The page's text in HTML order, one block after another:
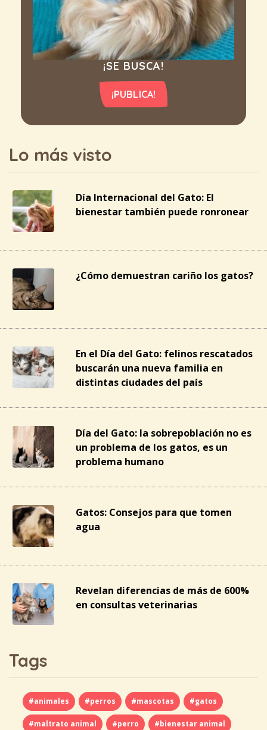
¡SE BUSCA!
¡PUBLICA!
Lo más visto
Día Internacional del Gato: El
bienestar también puede ronronear
¿Cómo demuestran cariño los gatos?
En el Día del Gato: felinos rescatados
buscarán una nueva familia en
distintas ciudades del país
Día del Gato: la sobrepoblación no es
un problema de los gatos, es un
problema humano
Gatos: Consejos para que tomen
agua
Revelan diferencias de más de 600%
en consultas veterinarias
Tags
#animales #perros #mascotas #gatos
#maltrato animal #perro #bienestar animal